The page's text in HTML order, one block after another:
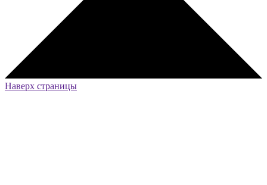
Наверх страницы